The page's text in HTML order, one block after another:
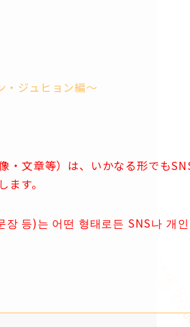
・ジュヒョン編〜
文章等）は、いかなる形でも
す。
등)는 어떤 형태로든 SNS나 개